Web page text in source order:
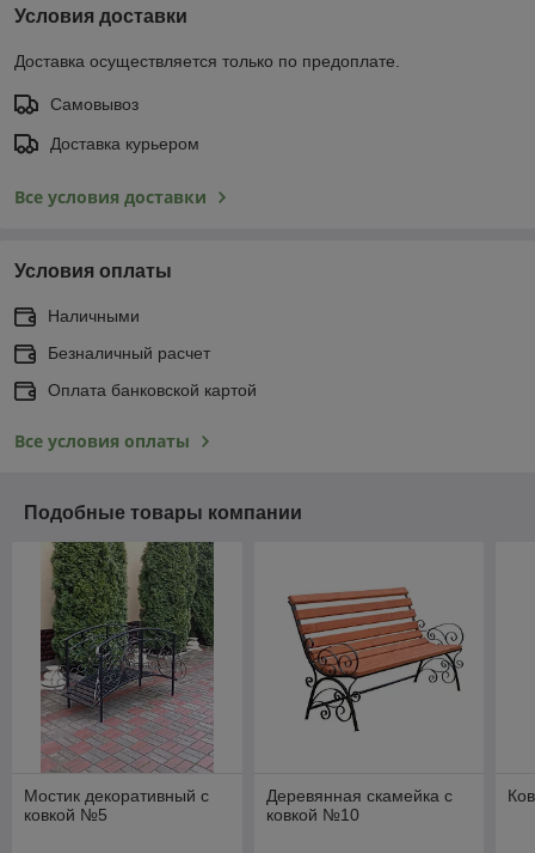
Условия доставки
Доставка осуществляется только по предоплате.
Самовывоз
Доставка курьером
Все условия доставки
Условия оплаты
Наличными
Безналичный расчет
Оплата банковской картой
Все условия оплаты
Подобные товары компании
Мостик декоративный с
ковкой №5
Деревянная скамейка с
ковкой №10